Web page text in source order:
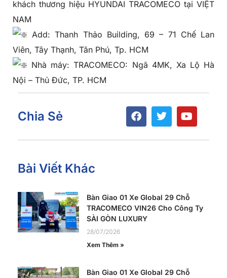
khách thương hiệu HYUNDAI TRACOMECO tại VIỆT
NAM
Add: Thanh Thảo Building, 69 – 71 Chế Lan
Viên, Tây Thạnh, Tân Phú, Tp. HCM
Nhà máy: TRACOMECO: Ngã 4MK, Xa Lộ Hà
Nội – Thủ Đức, TP. HCM
Chia Sẻ
Bài Viết Khác
Bàn Giao 01 Xe Global 29 Chỗ
TRACOMECO VIN26 Cho Công Ty
SÀI GÒN LUXURY
28/07/2026
Xem Thêm »
Bàn Giao 01 Xe Global 29 Chỗ